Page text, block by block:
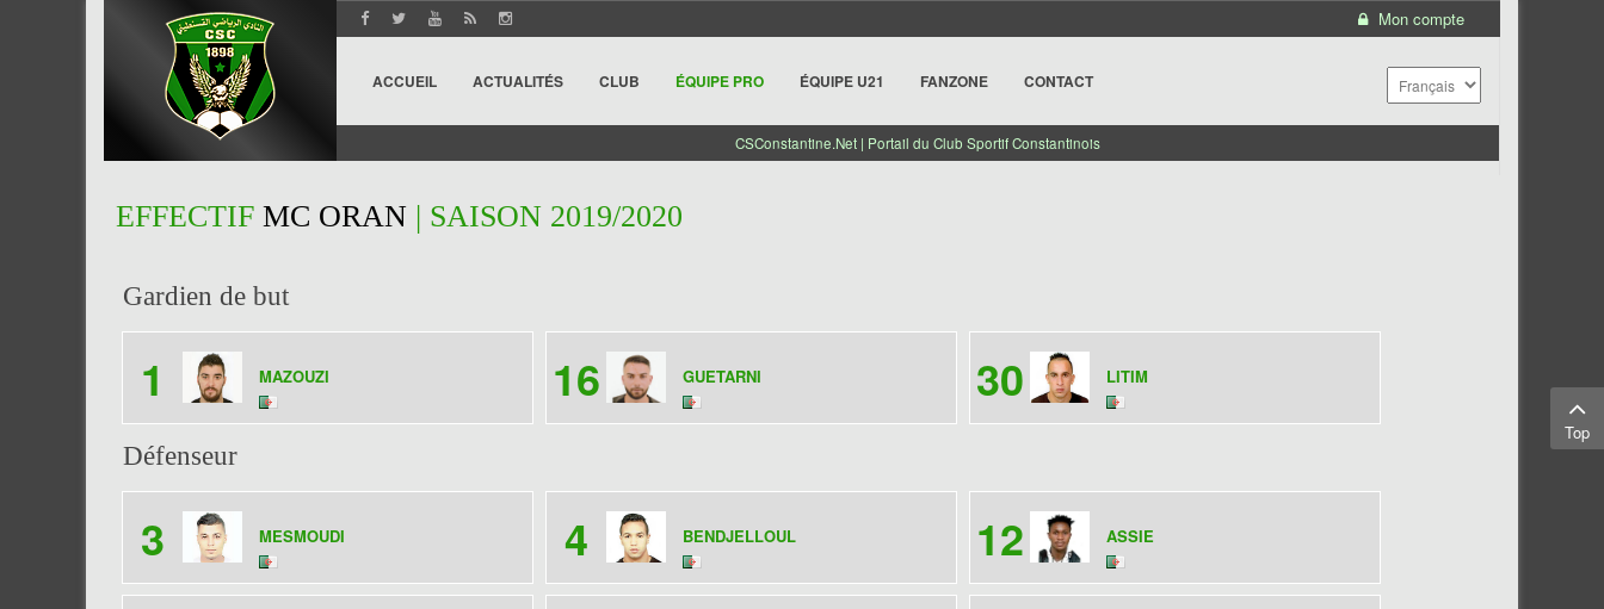
Mon compte
ACCUEIL ACTUALITÉS CLUB ÉQUIPE PRO ÉQUIPE U21 FANZONE CONTACT
CSConstantine.Net | Portail du Club Sportif Constantinois
EFFECTIF MC ORAN | SAISON 2019/2020
Gardien de but
1 MAZOUZI 16 GUETARNI 30 LITIM
Défenseur
3 MESMOUDI 4 BENDJELLOUL 12 ASSIE
Top